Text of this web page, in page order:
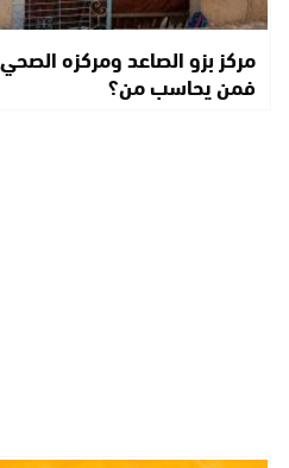
مركز بزو الصاعد ومركزه
فمن يحاسب من؟